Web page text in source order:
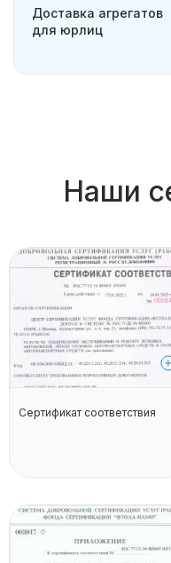
Доставка агрегатов
для юрлиц
Наши
Сертификат соответствия